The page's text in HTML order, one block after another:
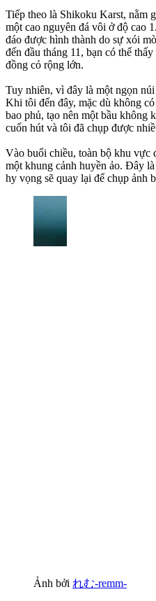
Tiếp theo là Shikoku Karst, nằm
một cao nguyên đá vôi ở độ cao
đáo được hình thành do sự xói
đến đầu tháng 11, bạn có thể
đồng cỏ rộng lớn.
Tuy nhiên, vì đây là một ngọn
Khi tôi đến đây, mặc dù không
bao phủ, tạo nên một bầu không
cuốn hút và tôi đã chụp được
Vào buổi chiều, toàn bộ khu vực
một khung cảnh huyền ảo. Đây
hy vọng sẽ quay lại để chụp ảnh
Ảnh bởi れむ-remm-